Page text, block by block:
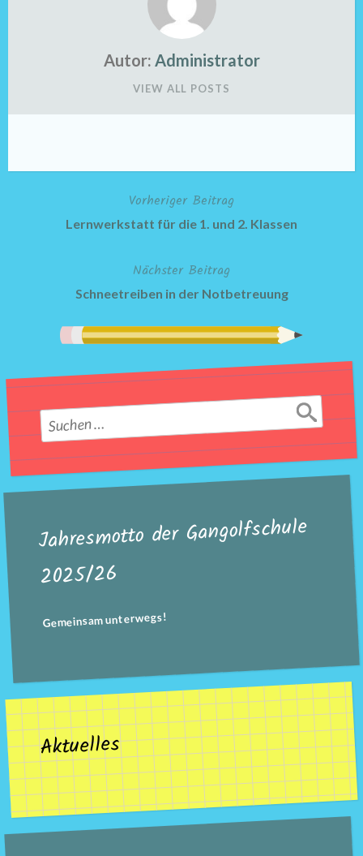
Autor: Administrator
VIEW ALL POSTS
BeitragsnavigationVorheriger Beitrag
Lernwerkstatt für die 1. und 2. Klassen
Nächster Beitrag
Schneetreiben in der Notbetreuung
Suchen
nach:
Jahresmotto der Gangolfschule
2025/26
Gemeinsam unterwegs!
Aktuelles